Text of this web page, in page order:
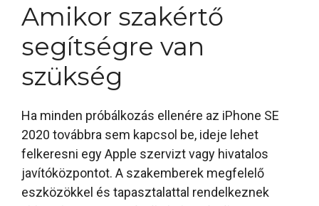
Amikor szakértő
segítségre van
szükség
Ha minden próbálkozás ellenére az iPhone SE
2020 továbbra sem kapcsol be, ideje lehet
felkeresni egy Apple szervizt vagy hivatalos
javítóközpontot. A szakemberek megfelelő
eszközökkel és tapasztalattal rendelkeznek